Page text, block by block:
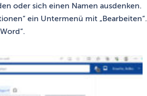
oder sich einen Namen ausdenken.
ein Untermenü mit „Bearbeiten“.